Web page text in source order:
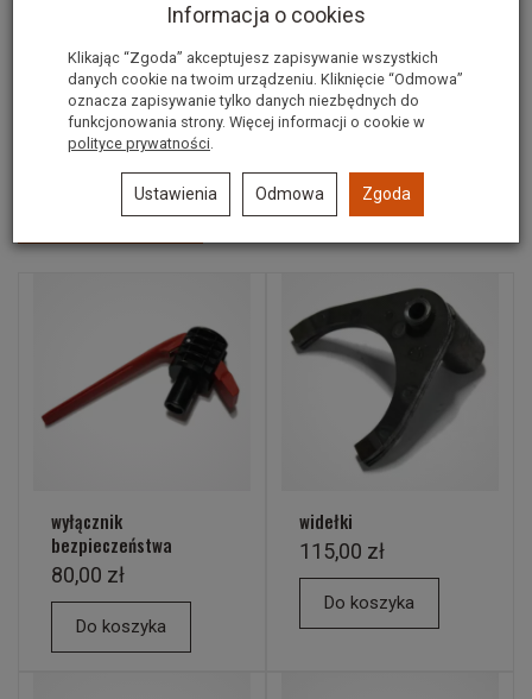
nr.kat. 6070602
na komplet 2 szt
Polecane produkty
wyłącznik
bezpieczeństwa
80,00 zł
Do koszyka
widełki
115,00 zł
Do koszyka
Informacja o cookies
Klikając “Zgoda” akceptujesz zapisywanie wszystkich
danych cookie na twoim urządzeniu. Kliknięcie “Odmowa”
oznacza zapisywanie tylko danych niezbędnych do
funkcjonowania strony. Więcej informacji o cookie w
polityce prywatności
Ustawienia Odmowa Zgoda